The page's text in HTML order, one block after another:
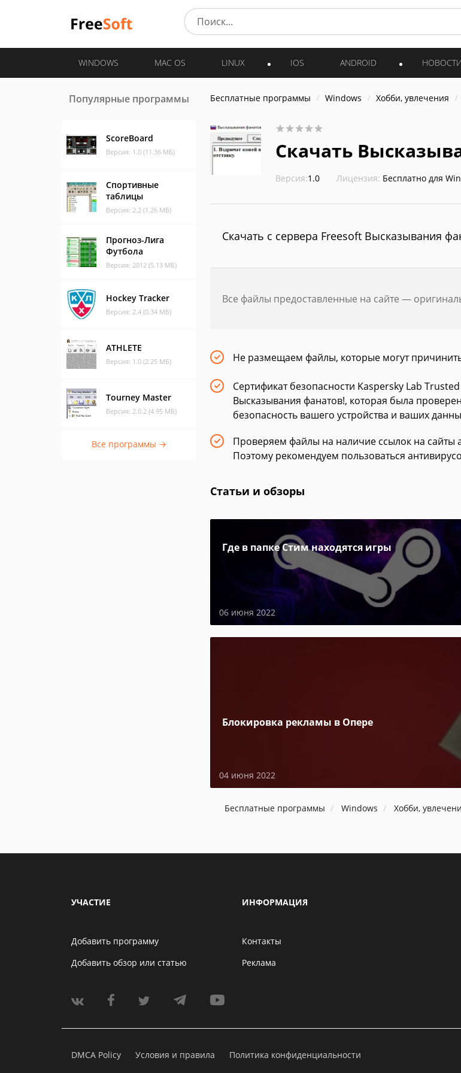
WINDOWS MAC OS LINUX IOS ANDROID НОВОСТИ
Популярные программы
ScoreBoard
Версия: 1.0 (11.36 МБ)
Спортивные
таблицы
Версия: 2.2 (1.26 МБ)
Прогноз-Лига
Футбола
Версия: 2012 (5.13 МБ)
Hockey Tracker
Версия: 2.4 (0.34 МБ)
ATHLETE
Версия: 1.0 (2.25 МБ)
Tourney Master
Версия: 2.0.2 (4.95 МБ)
Все программы →
Бесплатные программы Windows Хобби, увлечения
Скачать
Версия:1.0 Лицензия: Бесплатно для
Скачать с сервера Freesoft Высказывания
Все файлы предоставленные на сайте —
Не размещаем файлы, которые могут
Сертификат безопасности Kaspersky Lab
Высказывания фанатов!, которая была
безопасность вашего устройства и ваших
Проверяем файлы на наличие ссылок на сайты
Поэтому рекомендуем пользоваться
Статьи и обзоры
Где в папке Стим находятся игры
06 июня 2022
Блокировка рекламы в Опере
04 июня 2022
Бесплатные программы Windows Хобби,
УЧАСТИЕ
Добавить программу
Добавить обзор или статью
ИНФОРМАЦИЯ
Контакты
Реклама
DMCA Policy Условия и правила
Политика конфиденциальности